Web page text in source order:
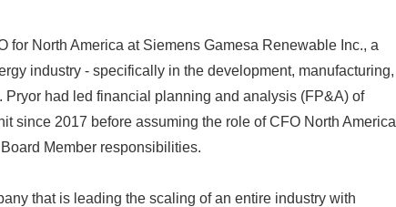
for North America at Siemens Gamesa Renewable Inc., a
industry - specifically in the development, manufacturing,
had led financial planning and analysis (FP&A) of
since 2017 before assuming the role of CFO North America
Member responsibilities.
that is leading the scaling of an entire industry with